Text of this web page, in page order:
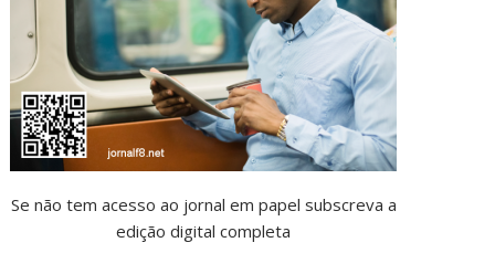
Se não tem acesso ao jornal em papel subscreva a
edição digital completa